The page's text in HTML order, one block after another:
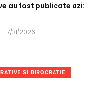
au fost publicate azi:
. 7/31/2026
SI BIROCRATIE